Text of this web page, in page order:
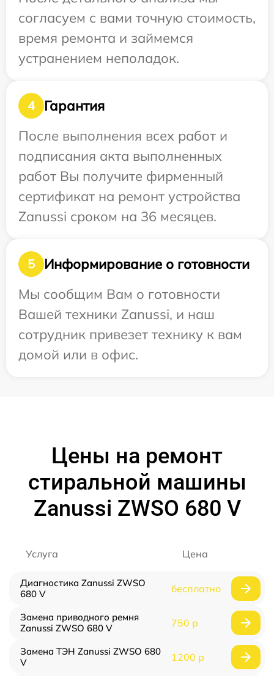
согласуем с вами точную стоимость,
время ремонта и займемся
устранением неполадок.
4
Гарантия
После выполнения всех работ и
подписания акта выполненных
работ Вы получите фирменный
сертификат на ремонт устройства
Zanussi сроком на 36 месяцев.
5
Информирование о готовности
Мы сообщим Вам о готовности
Вашей техники Zanussi, и наш
сотрудник привезет технику к вам
домой или в офис.
Цены на ремонт
стиральной машины
Zanussi ZWSO 680 V
Услуга Цена
Диагностика Zanussi ZWSO
680 V
бесплатно
Замена приводного ремня
Zanussi ZWSO 680 V
750 р
Замена ТЭН Zanussi ZWSO 680
V
1200 р